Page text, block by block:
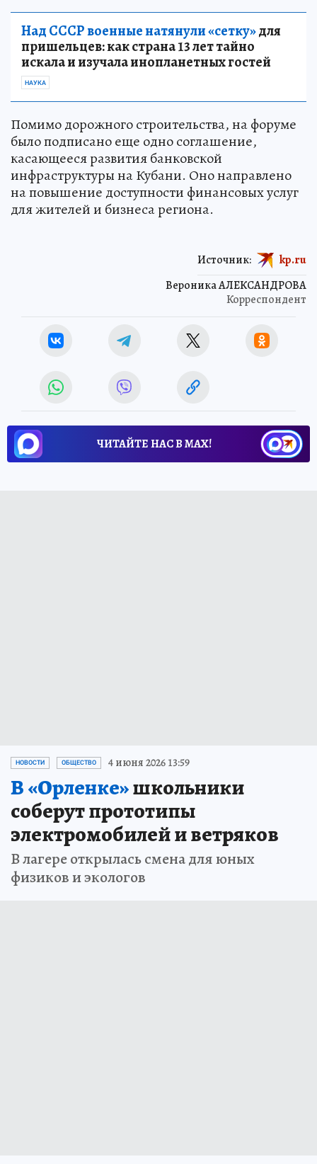
Над СССР военные натянули «сетку»для
пришельцев: как страна 13 лет тайно
искала и изучала инопланетных гостей
НАУКА
Помимо дорожного строительства, на форуме
было подписано еще одно соглашение,
касающееся развития банковской
инфраструктуры на Кубани. Оно направлено
на повышение доступности финансовых услуг
для жителей и бизнеса региона.
Вероника АЛЕКСАНДРОВА
Корреспондент
Источник: kp.ru
ЧИТАЙТЕ НАС В МАХ!
НОВОСТИ ОБЩЕСТВО 4 июня 2026 13:59
В «Орленке»школьники
соберут прототипы
электромобилей и ветряков
В лагере открылась смена для юных
физиков и экологов